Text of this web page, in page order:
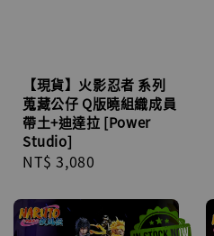
【現貨】火影忍者 系列
蒐藏公仔 Q版曉組織成員
帶土+迪達拉 [Power
Studio]
Regular
NT$ 3,080